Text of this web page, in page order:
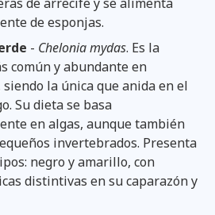
de esponjas.
- Chelonia mydas. Es la
común y abundante en
siendo la única que anida en el
Su dieta se basa
en algas, aunque también
invertebrados. Presenta
negro y amarillo, con
distintivas en su caparazón y